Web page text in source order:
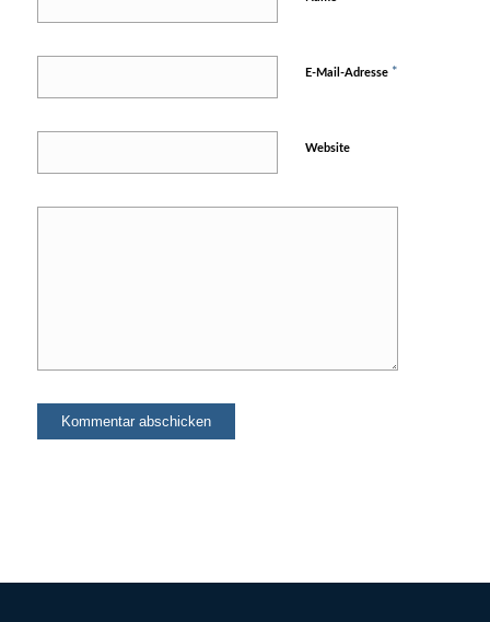
E-Mail-Adresse *
Website